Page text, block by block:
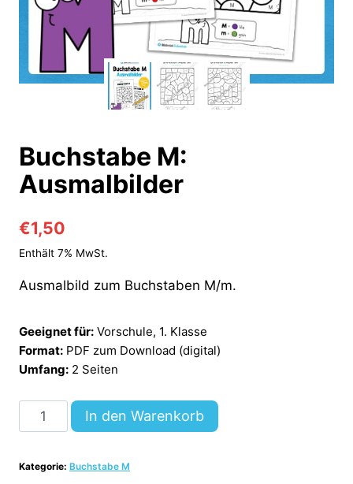
Buchstabe M:
Ausmalbilder
€1,50
Enthält 7% MwSt.
Ausmalbild zum Buchstaben M/m.
Geeignet für: Vorschule, 1. Klasse
Format: PDF zum Download (digital)
Umfang: 2 Seiten
Buchstabe
M:
[Digital]
In den Warenkorb
Kategorie: Buchstabe M